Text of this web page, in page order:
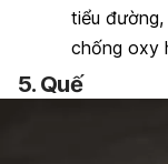
tiểu
chống oxy
5. Quế